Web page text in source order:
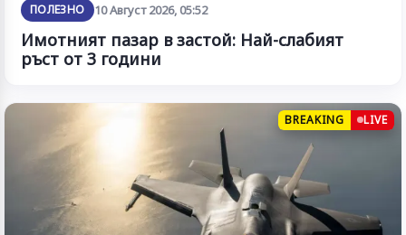
ПОЛЕЗНО 10 Август 2026, 05:52
Имотният пазар в застой: Най-слабият
ръст от 3 години
BREAKING LIVE